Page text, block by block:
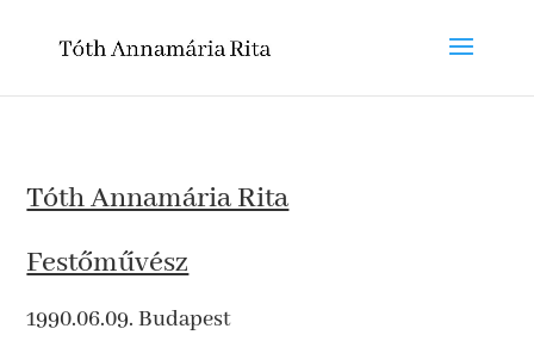
Tóth Annamária Rita
Festőművész
1990.06.09. Budapest